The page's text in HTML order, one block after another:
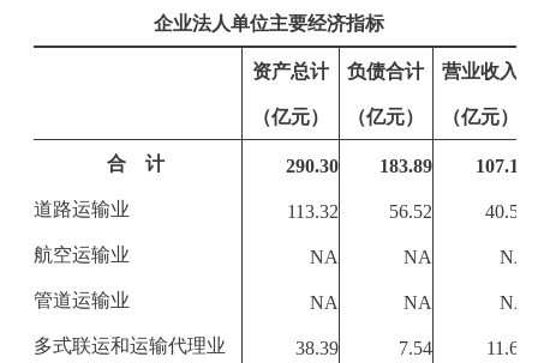
企业法人单位主要经济指标
资产总计
（亿元）
负债合计
（亿元）
营业收入
（亿元）
合 计 290.30 183.89 107.18
道路运输业 113.32 56.52 40.53
航空运输业 NA NA NA
管道运输业 NA NA NA
多式联运和运输代理业 38.39 7.54 11.69